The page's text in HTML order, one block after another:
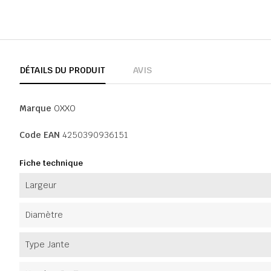
DÉTAILS DU PRODUIT AVIS
Marque OXXO
Code EAN 4250390936151
Fiche technique
Largeur
Diamètre
Type Jante